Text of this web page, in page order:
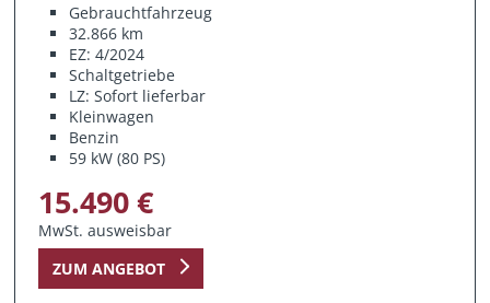
Gebrauchtfahrzeug
32.866 km
EZ: 4/2024
Schaltgetriebe
LZ: Sofort lieferbar
Kleinwagen
Benzin
59 kW (80 PS)
15.490 €
MwSt. ausweisbar
ZUM ANGEBOT